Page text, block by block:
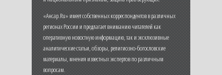
«Ансар.Ru» имеет собственных корреспондентов в различных
регионах России и предлагает вниманию читателей как
оперативную новостную информацию, так и эксклюзивные
аналитические статьи, обзоры, религиозно-богословские
материалы, мнения известных экспертов по различным
вопросам.